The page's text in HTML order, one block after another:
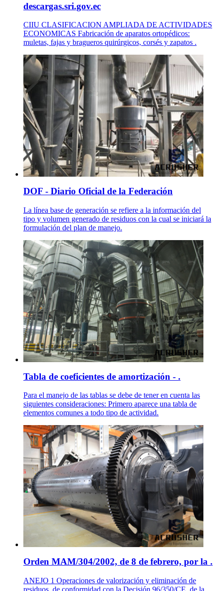
descargas.sri.gov.ec
CIIU CLASIFICACION AMPLIADA DE ACTIVIDADES
ECONOMICAS Fabricación de aparatos ortopédicos:
muletas, fajas y bragueros quirúrgicos, corsés y zapatos .
DOF - Diario Oficial de la Federación
La línea base de generación se refiere a la información del
tipo y volumen generado de residuos con la cual se iniciará la
formulación del plan de manejo.
Tabla de coeficientes de amortización - .
Para el manejo de las tablas se debe de tener en cuenta las
siguientes consideraciones: Primero aparece una tabla de
elementos comunes a todo tipo de actividad.
Orden MAM/304/2002, de 8 de febrero, por la .
ANEJO 1 Operaciones de valorización y eliminación de
residuos, de conformidad con la Decisión 96/350/CE, de la